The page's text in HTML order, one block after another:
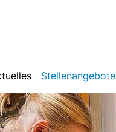
Stellenangebote